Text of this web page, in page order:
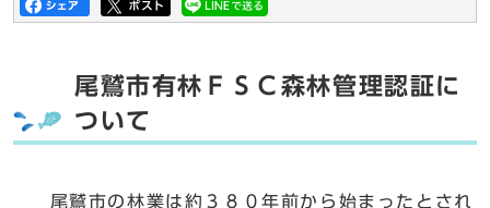
尾鷲市有林ＦＳＣ森林管理認証に
ついて
尾鷲市の林業は約３８０年前から始まったとされ